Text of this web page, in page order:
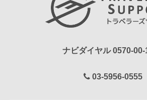
ナビダイヤル 0570-00-
03-5956-0555